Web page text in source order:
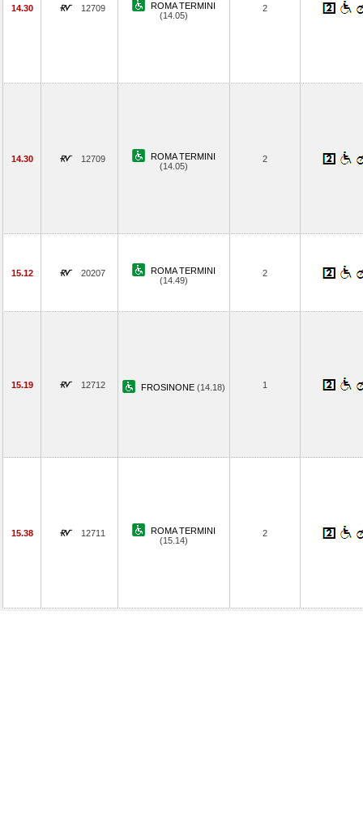
14.30 12709
ROMA TERMINI
(14.05)
2
14.30 12709
ROMA TERMINI
(14.05)
2
15.12 20207
ROMA TERMINI
(14.49)
2
15.19 12712 FROSINONE (14.18) 1
15.38 12711
ROMA TERMINI
(15.14)
2